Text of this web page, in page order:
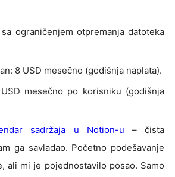
ograničenjem otpremanja datoteka
8 USD mesečno (godišnja naplata).
mesečno po korisniku (godišnja
sadržaja u Notion-u – čista
ga savladao. Početno podešavanje
ali mi je pojednostavilo posao. Samo